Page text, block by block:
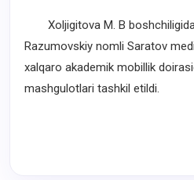
Xoljigitova M. B boshchiligida
Razumovskiy nomli Saratov
xalqaro akademik mobillik
mashgulotlari tashkil etildi.